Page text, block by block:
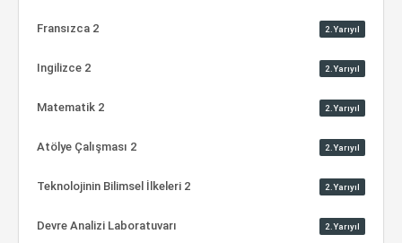
Fransızca 2 2.Yarıyıl
Ingilizce 2 2.Yarıyıl
Matematik 2 2.Yarıyıl
Atölye Çalışması 2 2.Yarıyıl
Teknolojinin Bilimsel İlkeleri 2 2.Yarıyıl
Devre Analizi Laboratuvarı 2.Yarıyıl